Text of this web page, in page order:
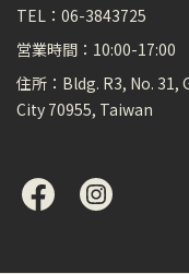
TEL：06-3843725
営業時間：10:00-17:00
住所：Bldg. R3, No.
City 70955, Taiwan